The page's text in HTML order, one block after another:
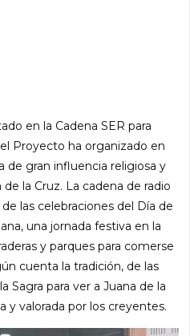
en la Cadena SER para
Proyecto ha organizado en
de gran influencia religiosa y
la Cruz. La cadena de radio
las celebraciones del Día de
una jornada festiva en la
y parques para comerse
cuenta la tradición, de las
Sagra para ver a Juana de la
y valorada por los creyentes.